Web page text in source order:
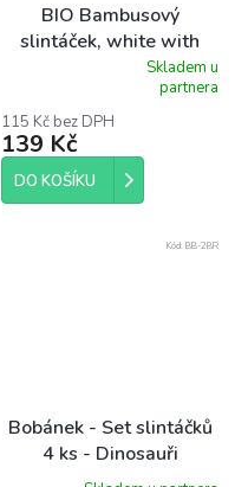
BIO Bambusový
slintáček, white with
blue edging / bílý s
modrým okrajem
produktu
je
5,0
5
Skladem u
partnera
115 Kč bez DPH
139 Kč
DO KOŠÍKU
Bobánek - Set slintáčků
4 ks - Dinosauři
Kód: BB-2BR